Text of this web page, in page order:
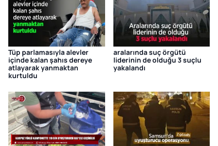
Tüp parlamasıyla alevler
içinde kalan şahıs dereye
atlayarak yanmaktan
kurtuldu
aralarında suç örgütü
liderinin de olduğu 3 suçlu
yakalandı